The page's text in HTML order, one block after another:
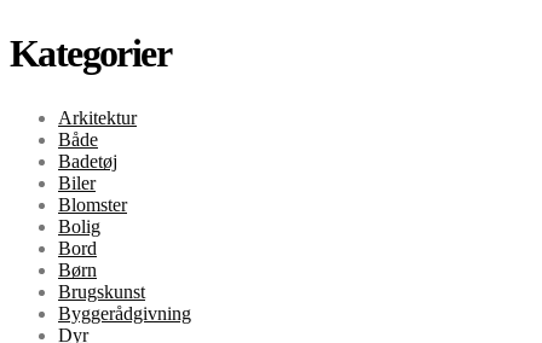
Kategorier
Arkitektur
Både
Badetøj
Biler
Blomster
Bolig
Bord
Børn
Brugskunst
Byggerådgivning
Dyr